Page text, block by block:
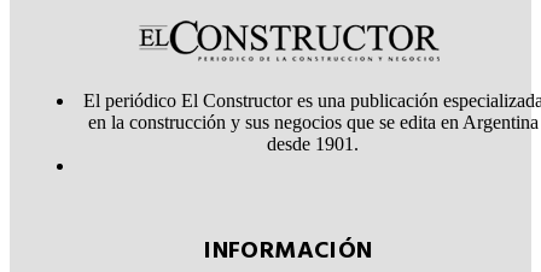
El periódico El Constructor es una publicación
en la construcción y sus negocios que se edita en Argentina
desde 1901.
INFORMACIÓN